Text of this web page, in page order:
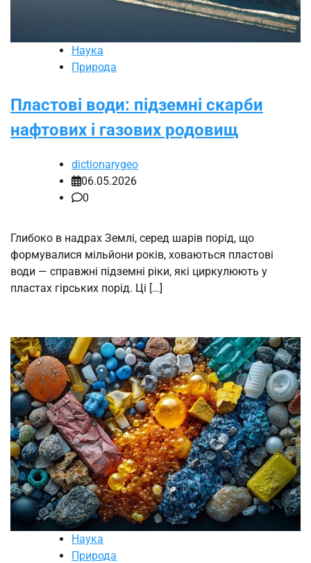
Наука
Природа
Пластові води: підземні скарби
нафтових і газових родовищ
dictionarygeo
06.05.2026
0
Глибоко в надрах Землі, серед шарів порід, що
формувалися мільйони років, ховаються пластові
води — справжні підземні ріки, які циркулюють у
пластах гірських порід. Ці […]
Наука
Природа